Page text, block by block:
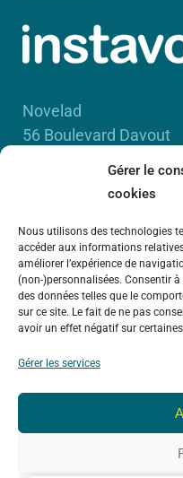
Gérer le
cookies
Nous utilisons des technologies
accéder aux informations
améliorer l’expérience de
(non-)personnalisées. Consentir
des données telles que le
sur ce site. Le fait de ne pas
avoir un effet négatif sur
Gérer les services
Novelad
56 Boulevard Davout
RCS Paris B 450 885
© 2024 Novelad –
est une